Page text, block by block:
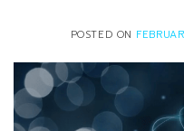
POSTED ON